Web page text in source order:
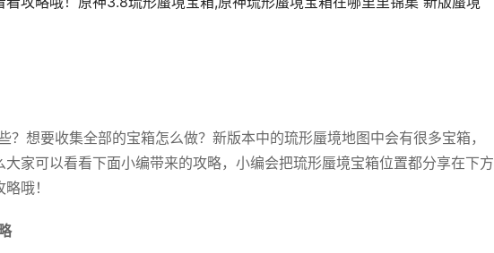
？想要收集全部的宝箱怎么做？新版本中的琉形蜃境地图中会有很多宝箱，
家可以看看下面小编带来的攻略，小编会把琉形蜃境宝箱位置都分享在下方
哦！